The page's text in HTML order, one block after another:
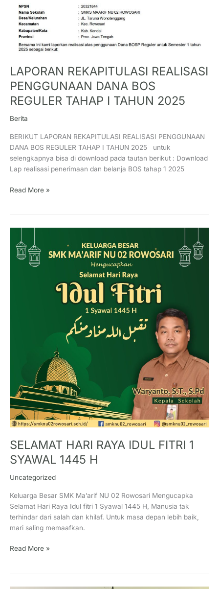
LAPORAN REKAPITULASI REALISASI
PENGGUNAAN DANA BOS
REGULER TAHAP I TAHUN 2025
Berita
BERIKUT LAPORAN REKAPITULASI REALISASI PENGGUNAAN
DANA BOS REGULER TAHAP I TAHUN 2025 untuk
selengkapnya bisa di download pada tautan berikut : Download
Lap realisasi penerimaan dan belanja BOS tahap 1 2025
REALISASI
PENGGUNAAN
DANA
BOS
REGULER
I
TAHUN
2025
Read More »
SELAMAT HARI RAYA IDUL FITRI 1
SYAWAL 1445 H
Uncategorized
Keluarga Besar SMK Ma’arif NU 02 Rowosari Mengucapka
Selamat Hari Raya Idul fitri 1 Syawal 1445 H, Manusia tak
terhindar dari salah dan khilaf. Untuk masa depan lebih baik,
mari saling memaafkan.
HARI
RAYA
Read More »